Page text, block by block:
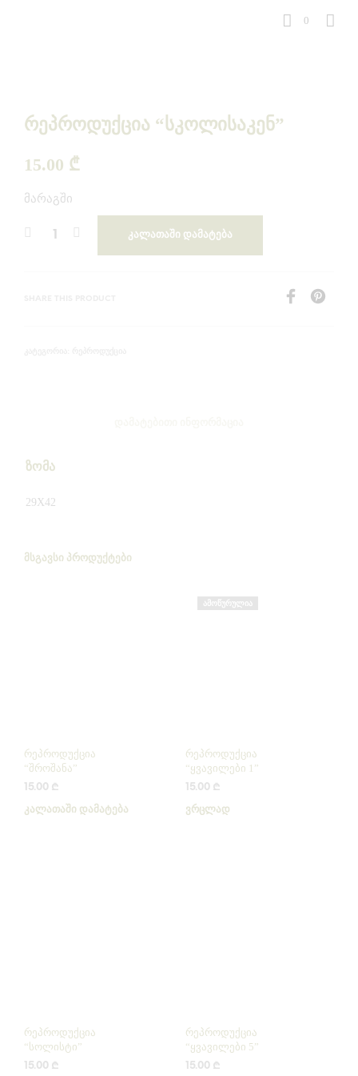
0
რეპროდუქცია “სკოლისაკენ”
15.00 ₾
მარაგში
ᲙᲐᲚᲐᲗᲐᲨᲘ ᲓᲐᲛᲐᲢᲔᲑᲐ
ზომა
29X42
ᲛᲡᲒᲐᲕᲡᲘ ᲞᲠᲝᲓᲣᲥᲢᲔᲑᲘ
რეპროდუქცია
“შროშანა”
15.00 ₾
ᲙᲐᲚᲐᲗᲐᲨᲘ ᲓᲐᲛᲐᲢᲔᲑᲐ
ᲐᲛᲝᲬᲣᲠᲣᲚᲘᲐ
რეპროდუქცია
“ყვავილები 1”
15.00 ₾
ᲕᲠᲪᲚᲐᲓ
რეპროდუქცია
“სოლისტი”
15.00 ₾
რეპროდუქცია
“ყვავილები 5”
15.00 ₾